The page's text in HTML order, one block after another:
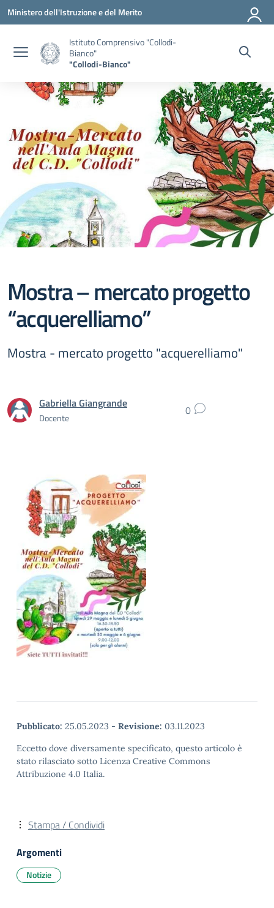
Vai ai contenuti
Vai al menu di navigazione
Vai al footer
Ministero dell'Istruzione e del Merito
Istituto Comprensivo "Collodi-
Bianco"
"Collodi-Bianco"
Mostra – mercato progetto
“acquerelliamo”
Mostra - mercato progetto "acquerelliamo"
Gabriella Giangrande
Docente 0
Pubblicato: 25.05.2023 - Revisione: 03.11.2023
Eccetto dove diversamente specificato, questo articolo è
stato rilasciato sotto Licenza Creative Commons
Attribuzione 4.0 Italia.
Stampa / Condividi
Argomenti
Notizie